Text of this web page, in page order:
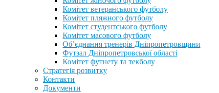
Комітет ветеранського футболу
Комітет пляжного футболу
Комітет студентського футболу
Комітет масового футболу
Обʼєднання тренерів Дніпропетровщини
Футзал Дніпропетровської області
Комітет футнету та текболу
Стратегія розвитку
Контакти
Документи